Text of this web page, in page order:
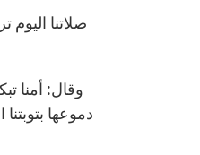
صلاتنا اليوم
وقال: أمنا
دموعها